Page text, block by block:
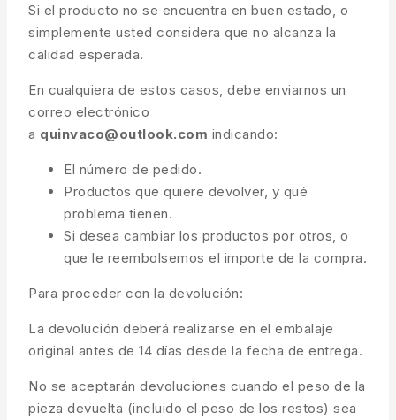
Si el producto no se encuentra en buen estado, o
simplemente usted considera que no alcanza la
calidad esperada.
En cualquiera de estos casos, debe enviarnos un
correo electrónico
a quinvaco@outlook.com indicando:
El número de pedido.
Productos que quiere devolver, y qué
problema tienen.
Si desea cambiar los productos por otros, o
que le reembolsemos el importe de la compra.
Para proceder con la devolución:
La devolución deberá realizarse en el embalaje
original antes de 14 días desde la fecha de entrega.
No se aceptarán devoluciones cuando el peso de la
pieza devuelta (incluido el peso de los restos) sea